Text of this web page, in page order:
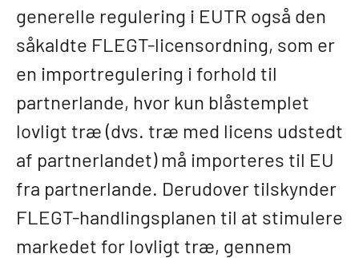
generelle regulering i EUTR også den
såkaldte FLEGT-licensordning, som er
en importregulering i forhold til
partnerlande, hvor kun blåstemplet
lovligt træ (dvs. træ med licens udstedt
af partnerlandet) må importeres til EU
fra partnerlande. Derudover tilskynder
FLEGT-handlingsplanen til at stimulere
markedet for lovligt træ, gennem